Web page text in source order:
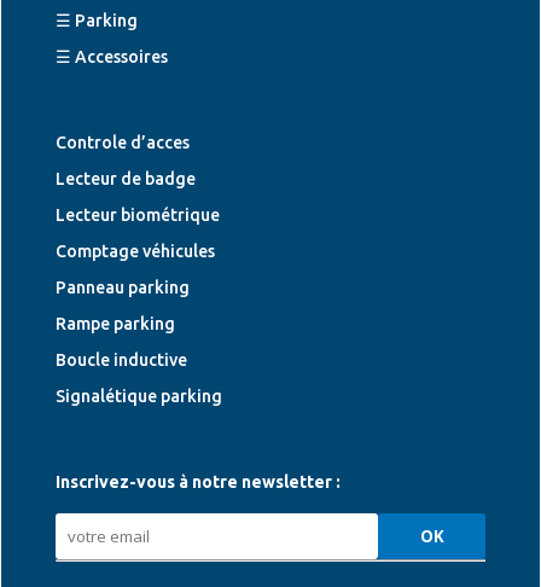
☰ Parking
☰ Accessoires
Controle d’acces
Lecteur de badge
Lecteur biométrique
Comptage véhicules
Panneau parking
Rampe parking
Boucle inductive
Signalétique parking
Inscrivez-vous à notre newsletter :